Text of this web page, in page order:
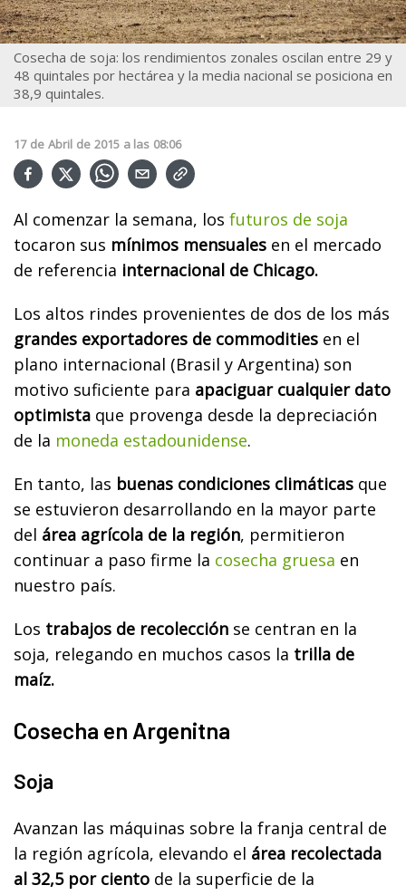
Cosecha de soja: los rendimientos zonales oscilan entre 29 y
48 quintales por hectárea y la media nacional se posiciona en
38,9 quintales.
17 de Abril de 2015 a las 08:06
Al comenzar la semana, los futuros de soja
tocaron sus mínimos mensuales en el mercado
de referencia internacional de Chicago.
Los altos rindes provenientes de dos de los más
grandes exportadores de commodities en el
plano internacional (Brasil y Argentina) son
motivo suficiente para apaciguar cualquier dato
optimista que provenga desde la depreciación
de la moneda estadounidense.
En tanto, las buenas condiciones climáticas que
se estuvieron desarrollando en la mayor parte
del área agrícola de la región, permitieron
continuar a paso firme la cosecha gruesa en
nuestro país.
Los trabajos de recolección se centran en la
soja, relegando en muchos casos la trilla de
maíz.
Cosecha en Argenitna
Soja
Avanzan las máquinas sobre la franja central de
la región agrícola, elevando el área recolectada
al 32,5 por ciento de la superficie de la